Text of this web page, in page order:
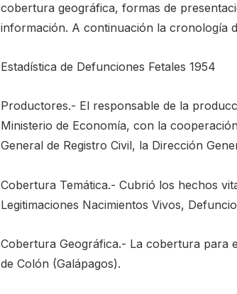
cobertura geográfica, formas de
información. A continuación la cronología
Estadística de Defunciones Fetales 1954
Productores.- El responsable de la
Ministerio de Economía, con la
General de Registro Civil, la Dirección
Cobertura Temática.- Cubrió los hechos
Legitimaciones Nacimientos Vivos,
Cobertura Geográfica.- La cobertura para
de Colón (Galápagos).